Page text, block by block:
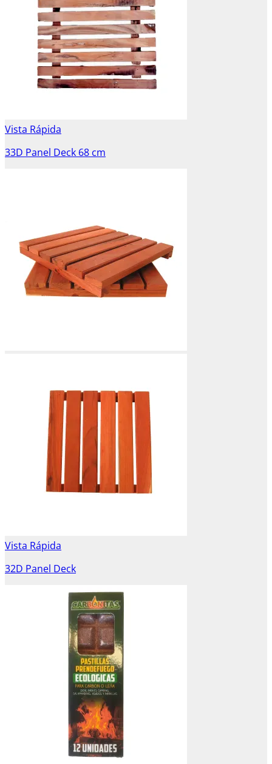
Vista Rápida
33D Panel Deck 68 cm
Vista Rápida
32D Panel Deck